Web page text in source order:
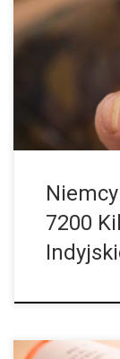
lat. Pierwsze
marca 2017r. w
czyli prościej
może być
Arzneimittel
Środków i
7200